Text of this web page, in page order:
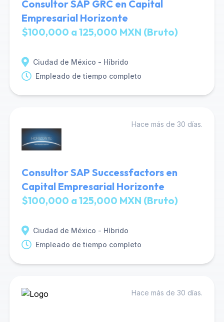
Consultor SAP GRC en Capital
Empresarial Horizonte
$100,000 a 125,000 MXN (Bruto)
Ciudad de México - Híbrido
Empleado de tiempo completo
Hace más de 30 días.
Consultor SAP Successfactors en
Capital Empresarial Horizonte
$100,000 a 125,000 MXN (Bruto)
Ciudad de México - Híbrido
Empleado de tiempo completo
Hace más de 30 días.